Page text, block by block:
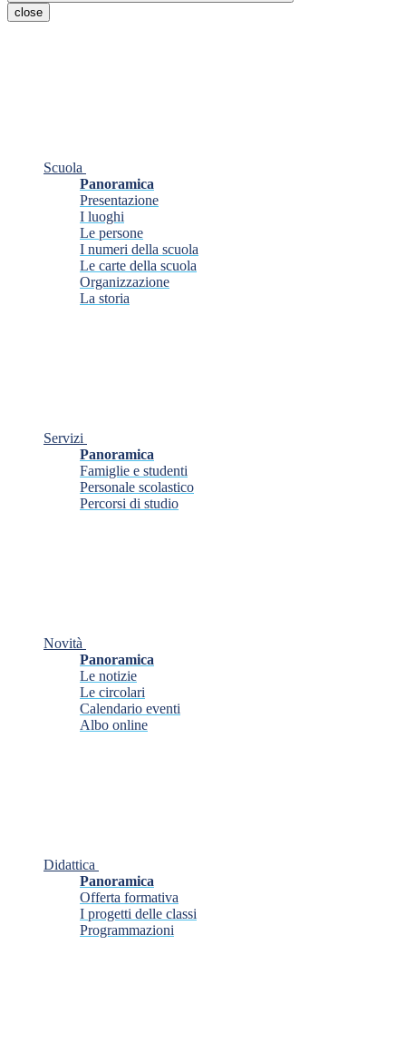
close
Scuola
Panoramica
Presentazione
I luoghi
Le persone
I numeri della scuola
Le carte della scuola
Organizzazione
La storia
Servizi
Panoramica
Famiglie e studenti
Personale scolastico
Percorsi di studio
Novità
Panoramica
Le notizie
Le circolari
Calendario eventi
Albo online
Didattica
Panoramica
Offerta formativa
I progetti delle classi
Programmazioni